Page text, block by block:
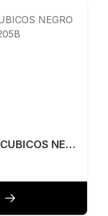
FRIGOBAR 128 L / 5 PIES CUBICOS NEGRO WHIRLPOOL MODELO WUC2205B